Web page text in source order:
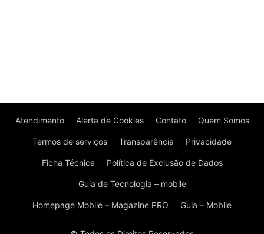
Atendimento Alerta de Cookies Contato Quem Somos
Termos de serviços Transparência Privacidade
Ficha Técnica Política de Exclusão de Dados
Guia de Tecnologia – mobile
Homepage Mobile – Magazine PRO Guia – Mobile